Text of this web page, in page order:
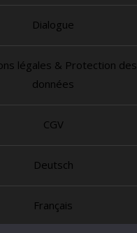
Dialogue
légales & Protection des
données
CGV
Deutsch
Français